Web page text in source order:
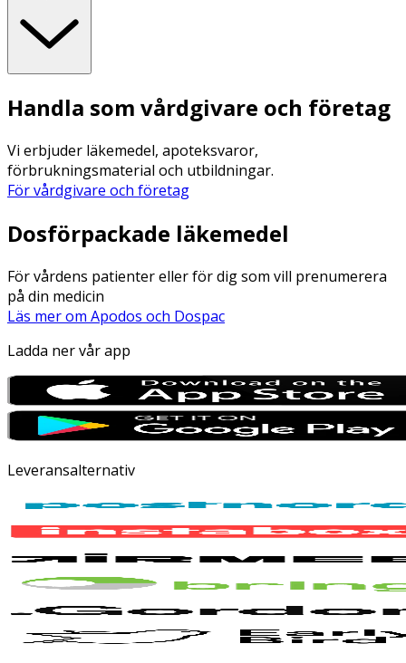
Handla som vårdgivare och företag
Vi erbjuder läkemedel, apoteksvaror,
förbrukningsmaterial och utbildningar.
För vårdgivare och företag
Dosförpackade läkemedel
För vårdens patienter eller för dig som vill prenumerera
på din medicin
Läs mer om Apodos och Dospac
Ladda ner vår app
Leveransalternativ